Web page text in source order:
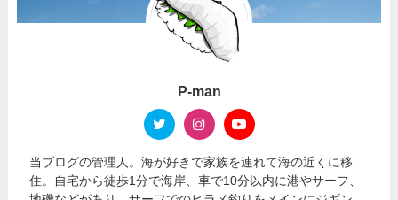
P-man
当ブログの管理人。海が好きで家族を連れて海の近くに移
住。自宅から徒歩1分で海岸、車で10分以内に港やサーフ、